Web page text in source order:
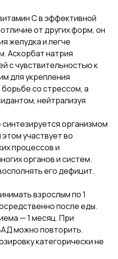
С в эффективной
от других форм, он
желудка и легче
Аскорбат натрия
с чувствительностью к
для укрепления
со стрессом, а
нейтрализуя
организмом
участвует во
процессов и
органов и систем.
его дефицит.
взрослым по 1
после еды.
— 1 месяц. При
можно повторить.
категорически не